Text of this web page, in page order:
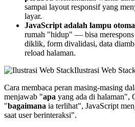
sampai layout responsif yang
layar.
JavaScript adalah lampu
rumah "hidup" — bisa
diklik, form divalidasi, data
reload halaman.
Ilustrasi Web
Cara membaca peran masing-masing
menjawab "apa yang ada di halaman",
"bagaimana ia terlihat", JavaScript
saat user berinteraksi".